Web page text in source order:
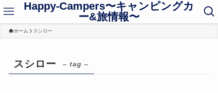
Happy-Campers〜キャンピングカ
ー&旅情報〜
ホーム スシロー
スシロー – tag –